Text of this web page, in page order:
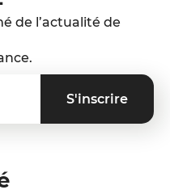
de l’actualité de